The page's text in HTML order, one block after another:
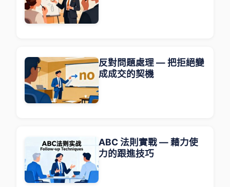
反對問題處理 — 把拒絕變
成成交的契機
ABC 法則實戰 — 藉力使
力的跟進技巧